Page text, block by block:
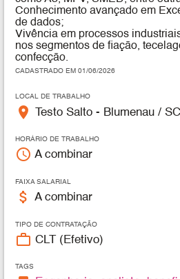
Conhecimento avançado em
de dados;
Vivência em processos
nos segmentos de fiação,
confecção.
CADASTRADO EM 01/06/2026
LOCAL DE TRABALHO
place Testo Salto - Blumenau / SC
HORÁRIO DE TRABALHO
access_time A combinar
FAIXA SALARIAL
attach_money A combinar
TIPO DE CONTRATAÇÃO
work_outline CLT (Efetivo)
TAGS